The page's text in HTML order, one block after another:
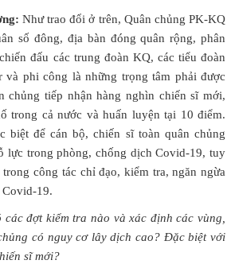
Như trao đổi ở trên, Quân chủng PK-KQ
số đông, địa bàn đóng quân rộng, phân
đấu các trung đoàn KQ, các tiểu đoàn
và phi công là những trọng tâm phải được
chủng tiếp nhận hàng nghìn chiến sĩ mới,
trong cả nước và huấn luyện tại 10 điểm.
biệt để cán bộ, chiến sĩ toàn quân chủng
lực trong phòng, chống dịch Covid-19, tuy
công tác chỉ đạo, kiểm tra, ngăn ngừa
19.
các đợt kiểm tra nào và xác định các vùng,
có nguy cơ lây dịch cao? Đặc biệt với
sĩ mới?